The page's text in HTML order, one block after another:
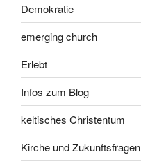
Demokratie
emerging church
Erlebt
Infos zum Blog
keltisches Christentum
Kirche und Zukunftsfragen